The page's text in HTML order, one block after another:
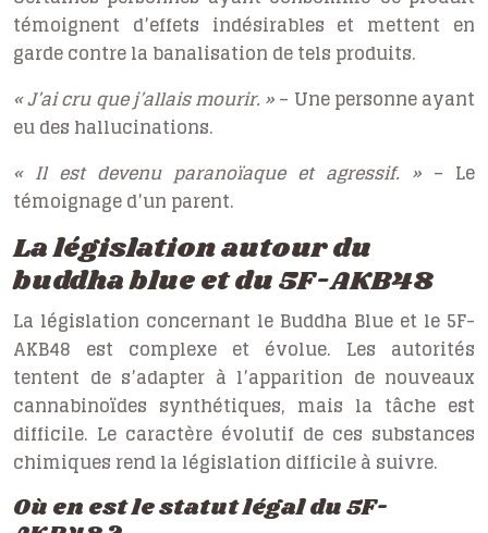
témoignent d’effets indésirables et mettent en
garde contre la banalisation de tels produits.
« J’ai cru que j’allais mourir. »– Une personne ayant
eu des hallucinations.
« Il est devenu paranoïaque et agressif. » – Le
témoignage d’un parent.
La législation autour du
buddha blue et du 5F-AKB48
La législation concernant le Buddha Blue et le 5F-
AKB48 est complexe et évolue. Les autorités
tentent de s’adapter à l’apparition de nouveaux
cannabinoïdes synthétiques, mais la tâche est
difficile. Le caractère évolutif de ces substances
chimiques rend la législation difficile à suivre.
Où en est le statut légal du 5F-